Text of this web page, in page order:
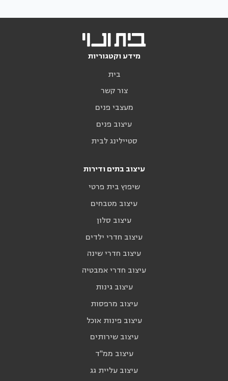
מידע וקטגוריות
בית
צור קשר
מעצבי פנים
עיצוב פנים
סטיילינג לבית
עיצוב בתים ודירות
שיפוץ בית פרטי
עיצוב מטבחים
עיצוב סלון
עיצוב חדרי ילדים
עיצוב חדרי שינה
עיצוב חדרי אמבטיה
עיצוב גינות
עיצוב מרפסות
עיצוב פינות אוכל
עיצוב שירותים
עיצוב ממ"ד
עיצוב עליית גג